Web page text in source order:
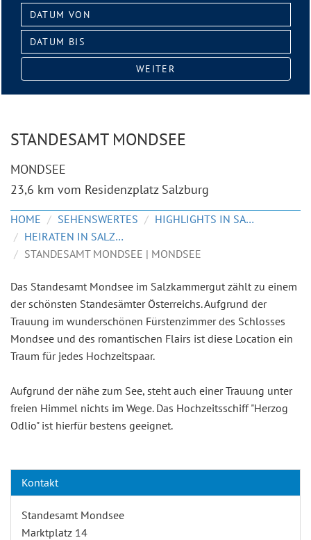
Datum
von:
Datum
bis:
WEITER
STANDESAMT MONDSEE
MONDSEE
23,6 km vom Residenzplatz Salzburg
HOME SEHENSWERTES
HIGHLIGHTS IN SALZBURG
HEIRATEN IN SALZBURG
STANDESAMT MONDSEE | MONDSEE
Das Standesamt Mondsee im Salzkammergut zählt zu einem
der schönsten Standesämter Österreichs. Aufgrund der
Trauung im wunderschönen Fürstenzimmer des Schlosses
Mondsee und des romantischen Flairs ist diese Location ein
Traum für jedes Hochzeitspaar.
Aufgrund der nähe zum See, steht auch einer Trauung unter
freien Himmel nichts im Wege. Das Hochzeitsschiff "Herzog
Odlio" ist hierfür bestens geeignet.
Kontakt
Standesamt Mondsee
Marktplatz 14